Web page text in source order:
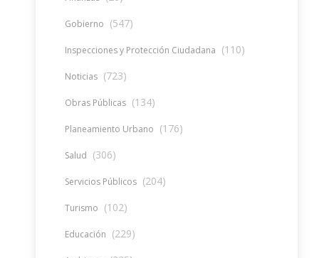
Gobierno (547)
Inspecciones y Protección Ciudadana (110)
Noticias (723)
Obras Públicas (134)
Planeamiento Urbano (176)
Salud (306)
Servicios Públicos (204)
Turismo (102)
Educación (229)